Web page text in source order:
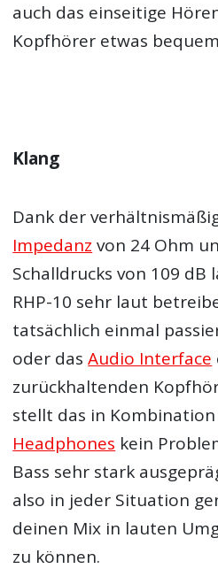
auch das einseitige
Kopfhörer etwas
Klang
Dank der
Impedanz von 24 Ohm
Schalldrucks von 109 dB
RHP-10 sehr laut
tatsächlich einmal
oder dasAudio Interface
zurückhaltenden
stellt das in
Headphones kein
Bass sehr stark
also in jeder Situation
deinen Mix in lauten
zu können.